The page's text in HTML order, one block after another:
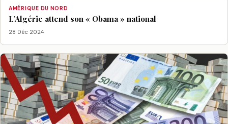
AMÉRIQUE DU NORD
L’Algérie attend son « Obama » national
28 Déc 2024